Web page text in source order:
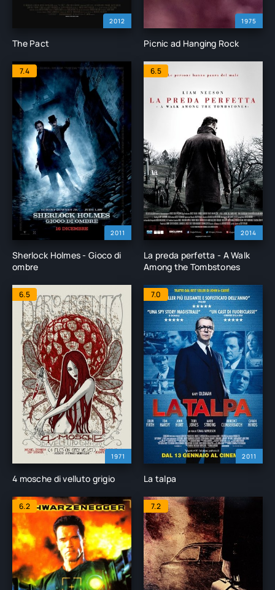
2012
The Pact
1975
Picnic ad Hanging Rock
2011
7.4
Sherlock Holmes - Gioco di
ombre
2014
6.5
La preda perfetta - A Walk
Among the Tombstones
1971
6.5
4 mosche di velluto grigio
2011
7.0
La talpa
6.2 7.2